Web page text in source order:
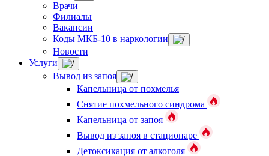
Врачи
Филиалы
Вакансии
Коды МКБ-10 в наркологии
Новости
Услуги
Вывод из запоя
Капельница от похмелья
Снятие похмельного синдрома
Капельница от запоя
Вывод из запоя в стационаре
Детоксикация от алкоголя